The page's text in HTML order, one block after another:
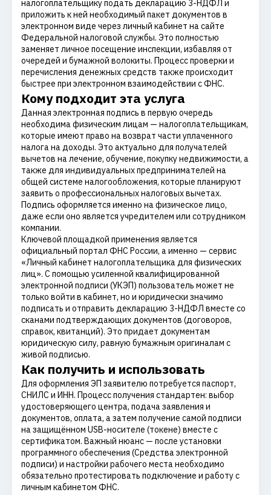
налогоплательщику подать декларацию 3-НДФЛ и
приложить к ней необходимый пакет документов в
электронном виде через личный кабинет на сайте
Федеральной налоговой службы. Это полностью
заменяет личное посещение инспекции, избавляя от
очередей и бумажной волокиты. Процесс проверки и
перечисления денежных средств также происходит
быстрее при электронном взаимодействии с ФНС.
Кому подходит эта услуга
Данная электронная подпись в первую очередь
необходима физическим лицам — налогоплательщикам,
которые имеют право на возврат части уплаченного
налога на доходы. Это актуально для получателей
вычетов на лечение, обучение, покупку недвижимости, а
также для индивидуальных предпринимателей на
общей системе налогообложения, которые планируют
заявить о профессиональных налоговых вычетах.
Подпись оформляется именно на физическое лицо,
даже если оно является учредителем или сотрудником
компании.
Ключевой площадкой применения является
официальный портал ФНС России, а именно — сервис
«Личный кабинет налогоплательщика для физических
лиц». С помощью усиленной квалифицированной
электронной подписи (УКЭП) пользователь может не
только войти в кабинет, но и юридически значимо
подписать и отправить декларацию 3-НДФЛ вместе со
сканами подтверждающих документов (договоров,
справок, квитанций). Это придает документам
юридическую силу, равную бумажным оригиналам с
живой подписью.
Как получить и использовать
Для оформления ЭП заявителю потребуется паспорт,
СНИЛС и ИНН. Процесс получения стандартен: выбор
удостоверяющего центра, подача заявления и
документов, оплата, а затем получение самой подписи
на защищённом USB-носителе (токене) вместе с
сертификатом. Важный нюанс — после установки
программного обеспечения (Средства электронной
подписи) и настройки рабочего места необходимо
обязательно протестировать подключение и работу с
личным кабинетом ФНС.